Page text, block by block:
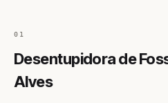
01
Desentupidora de
Alves